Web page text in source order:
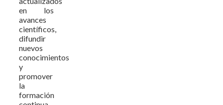
en los
avances
científicos,
difundir
nuevos
conocimientos
y
promover
la
formación